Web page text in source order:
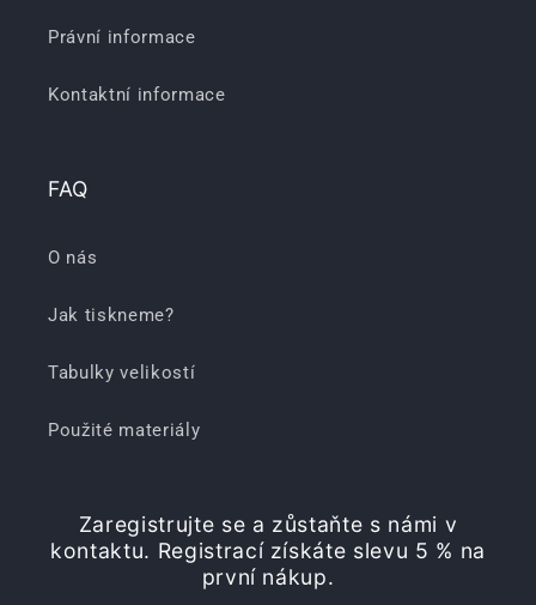
Právní informace
Kontaktní informace
FAQ
O nás
Jak tiskneme?
Tabulky velikostí
Použité materiály
Zaregistrujte se a zůstaňte s námi v
kontaktu. Registrací získáte slevu 5 % na
první nákup.